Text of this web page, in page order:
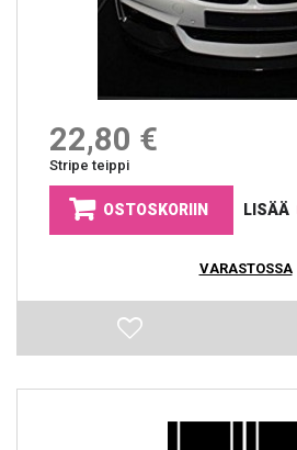
22,80 €
Stripe teippi
OSTOSKORIIN LISÄÄ
VARASTOSSA